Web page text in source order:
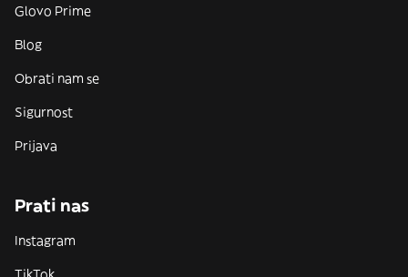
Glovo Prime
Blog
Obrati nam se
Sigurnost
Prijava
Prati nas
Instagram